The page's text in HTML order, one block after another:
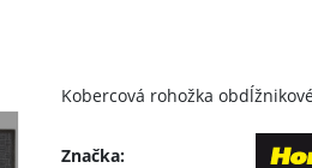
Kobercová rohožka
Značka: